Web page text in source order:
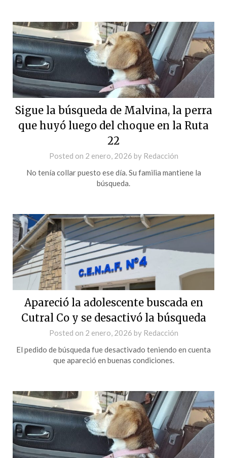
Sigue la búsqueda de Malvina, la perra
que huyó luego del choque en la Ruta
22
Posted on 2 enero, 2026 by Redacción
No tenía collar puesto ese día. Su familia mantiene la
búsqueda.
Apareció la adolescente buscada en
Cutral Co y se desactivó la búsqueda
Posted on 2 enero, 2026 by Redacción
El pedido de búsqueda fue desactivado teniendo en cuenta
que apareció en buenas condiciones.